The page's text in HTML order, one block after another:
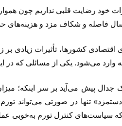
خود رضایت قلبی نداریم چون
فاصله و شکاف مزد و هزینه‌های
اقتصادی کشورها، تأثیرات زیادی
وارد می‌شود. یکی از مسائلی که در
جدال پیش می‌آید بر سر اینکه؛
تنها در صورتی می‌تواند
که سیاست‌های کنترل تورم